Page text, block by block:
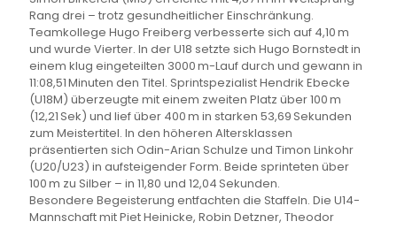
Rang drei – trotz gesundheitlicher Einschränkung.
Teamkollege Hugo Freiberg verbesserte sich auf 4,10 m
und wurde Vierter. In der U18 setzte sich Hugo Bornstedt in
einem klug eingeteilten 3000 m-Lauf durch und gewann in
11:08,51 Minuten den Titel. Sprintspezialist Hendrik Ebecke
(U18M) überzeugte mit einem zweiten Platz über 100 m
(12,21 Sek) und lief über 400 m in starken 53,69 Sekunden
zum Meistertitel. In den höheren Altersklassen
präsentierten sich Odin-Arian Schulze und Timon Linkohr
(U20/U23) in aufsteigender Form. Beide sprinteten über
100 m zu Silber – in 11,80 und 12,04 Sekunden.
Besondere Begeisterung entfachten die Staffeln. Die U14-
Mannschaft mit Piet Heinicke, Robin Detzner, Theodor